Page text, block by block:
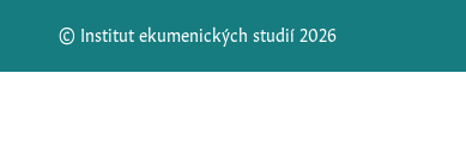
© Institut ekumenických studií 2026